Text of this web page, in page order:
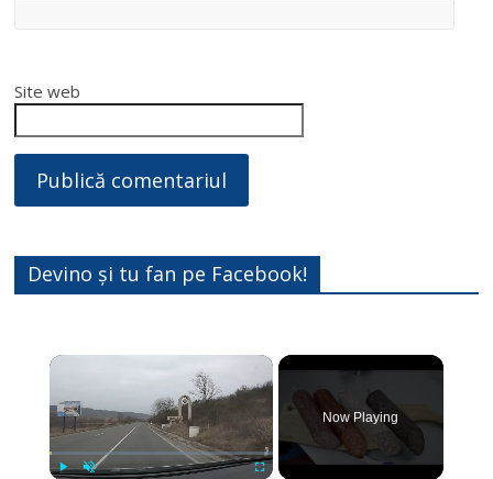
Site web
Devino și tu fan pe Facebook!
×
Now Playing